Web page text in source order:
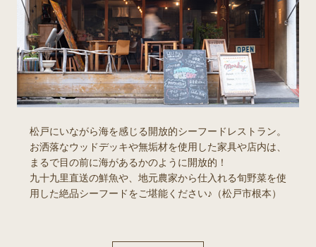
松戸にいながら海を感じる開放的シーフードレストラン。
お洒落なウッドデッキや無垢材を使用した家具や店内は、
まるで目の前に海があるかのように開放的！
九十九里直送の鮮魚や、地元農家から仕入れる旬野菜を使
用した絶品シーフードをご堪能ください♪（松戸市根本）